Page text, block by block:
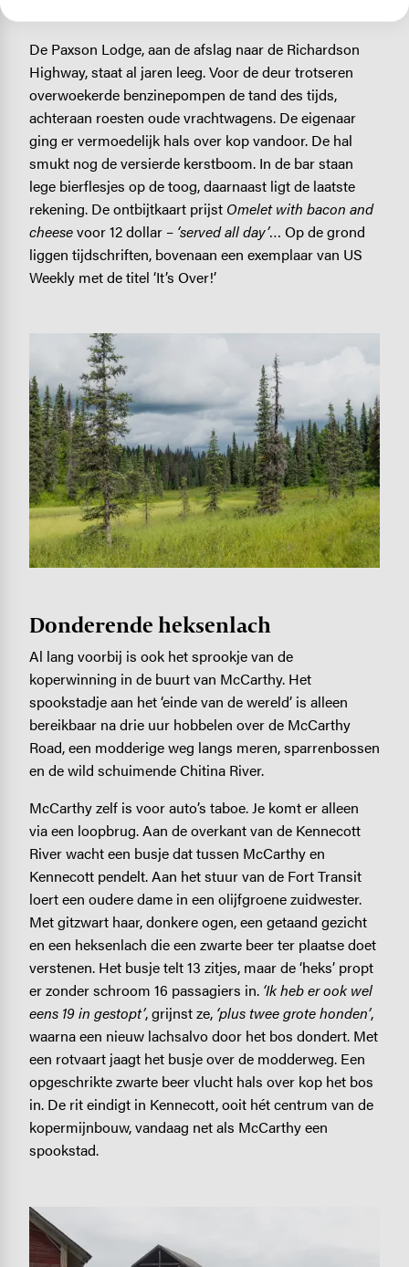
De Paxson Lodge, aan de afslag naar de Richardson
Highway, staat al jaren leeg. Voor de deur trotseren
overwoekerde benzinepompen de tand des tijds,
achteraan roesten oude vrachtwagens. De eigenaar
ging er vermoedelijk hals over kop vandoor. De hal
smukt nog de versierde kerstboom. In de bar staan
lege bierflesjes op de toog, daarnaast ligt de laatste
rekening. De ontbijtkaart prijst Omelet with bacon and
cheesevoor 12 dollar – ‘served all day’… Op de grond
liggen tijdschriften, bovenaan een exemplaar van US
Weekly met de titel ‘It’s Over!’
Donderende heksenlach
Al lang voorbij is ook het sprookje van de
koperwinning in de buurt van McCarthy. Het
spookstadje aan het ‘einde van de wereld’ is alleen
bereikbaar na drie uur hobbelen over de McCarthy
Road, een modderige weg langs meren, sparrenbossen
en de wild schuimende Chitina River.
McCarthy zelf is voor auto’s taboe. Je komt er alleen
via een loopbrug. Aan de overkant van de Kennecott
River wacht een busje dat tussen McCarthy en
Kennecott pendelt. Aan het stuur van de Fort Transit
loert een oudere dame in een olijfgroene zuidwester.
Met gitzwart haar, donkere ogen, een getaand gezicht
en een heksenlach die een zwarte beer ter plaatse doet
verstenen. Het busje telt 13 zitjes, maar de ‘heks’ propt
er zonder schroom 16 passagiers in. ‘Ik heb er ook wel
eens 19 in gestopt’, grijnst ze, ‘plus twee grote honden’,
waarna een nieuw lachsalvo door het bos dondert. Met
een rotvaart jaagt het busje over de modderweg. Een
opgeschrikte zwarte beer vlucht hals over kop het bos
in. De rit eindigt in Kennecott, ooit hét centrum van de
kopermijnbouw, vandaag net als McCarthy een
spookstad.
Image